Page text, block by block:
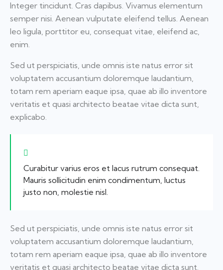
Integer tincidunt. Cras dapibus. Vivamus elementum
semper nisi. Aenean vulputate eleifend tellus. Aenean
leo ligula, porttitor eu, consequat vitae, eleifend ac,
enim.
Sed ut perspiciatis, unde omnis iste natus error sit
voluptatem accusantium doloremque laudantium,
totam rem aperiam eaque ipsa, quae ab illo inventore
veritatis et quasi architecto beatae vitae dicta sunt,
explicabo.
Curabitur varius eros et lacus rutrum consequat.
Mauris sollicitudin enim condimentum, luctus
justo non, molestie nisl.
Sed ut perspiciatis, unde omnis iste natus error sit
voluptatem accusantium doloremque laudantium,
totam rem aperiam eaque ipsa, quae ab illo inventore
veritatis et quasi architecto beatae vitae dicta sunt.